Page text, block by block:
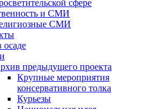
сфере
и СМИ
СМИ
осаде
предыдущего проекта
Крупные мероприятия
консервативного толка
Курьезы